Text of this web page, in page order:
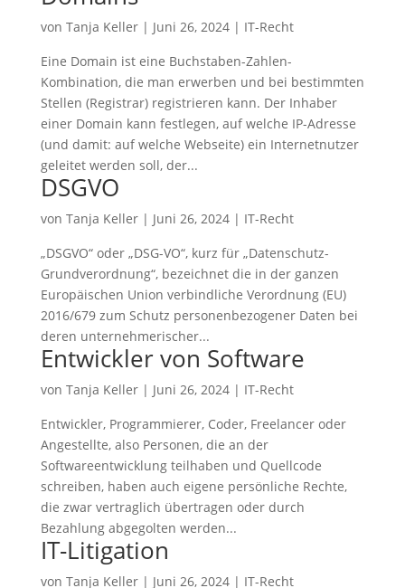
von Tanja Keller| Juni 26, 2024| IT-Recht
Eine Domain ist eine Buchstaben-Zahlen-
Kombination, die man erwerben und bei bestimmten
Stellen (Registrar) registrieren kann. Der Inhaber
einer Domain kann festlegen, auf welche IP-Adresse
(und damit: auf welche Webseite) ein Internetnutzer
geleitet werden soll, der...
DSGVO
von Tanja Keller| Juni 26, 2024| IT-Recht
„DSGVO“ oder „DSG-VO“, kurz für „Datenschutz-
Grundverordnung“, bezeichnet die in der ganzen
Europäischen Union verbindliche Verordnung (EU)
2016/679 zum Schutz personenbezogener Daten bei
deren unternehmerischer...
Entwickler von Software
von Tanja Keller| Juni 26, 2024| IT-Recht
Entwickler, Programmierer, Coder, Freelancer oder
Angestellte, also Personen, die an der
Softwareentwicklung teilhaben und Quellcode
schreiben, haben auch eigene persönliche Rechte,
die zwar vertraglich übertragen oder durch
Bezahlung abgegolten werden...
IT-Litigation
von Tanja Keller| Juni 26, 2024| IT-Recht